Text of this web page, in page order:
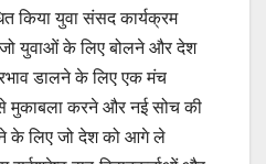
किया युवा संसद कार्यक्रम
जो युवाओं के लिए बोलने और देश
डालने के लिए एक मंच
से मुकाबला करने और नई सोच की
के लिए जो देश को आगे ले